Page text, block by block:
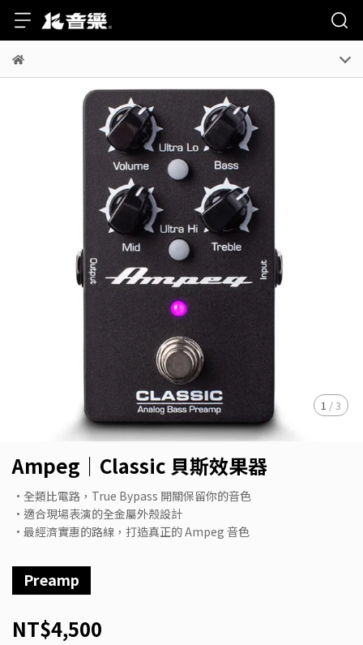
1 /3
Ampeg｜Classic 貝斯效果器
•全類比電路，True Bypass 開關保留你的音色
•適合現場表演的全金屬外殼設計
•最經濟實惠的路線，打造真正的 Ampeg 音色
Preamp
NT$4,500